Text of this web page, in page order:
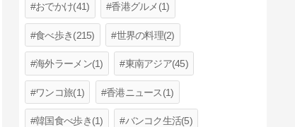
おでかけ(41) 香港グルメ(1)
食べ歩き(215) 世界の料理(2)
海外ラーメン(1) 東南アジア(45)
ワンコ旅(1) 香港ニュース(1)
韓国食べ歩き(1) バンコク生活(5)